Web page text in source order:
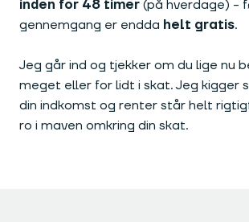
inden for 48 timer (på hverdage) -
gennemgang er endda helt gratis.
Jeg går ind og tjekker om du lige nu
meget eller for lidt i skat. Jeg kigger
din indkomst og renter står helt
ro i maven omkring din skat.